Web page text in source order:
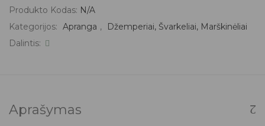
Produkto Kodas: N/A
Kategorijos: Apranga ,
Džemperiai, Švarkeliai, Marškinėliai
Dalintis:
Aprašymas